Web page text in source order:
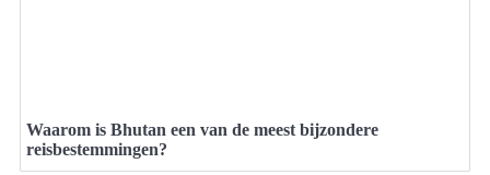
Waarom is Bhutan een van de meest bijzondere
reisbestemmingen?